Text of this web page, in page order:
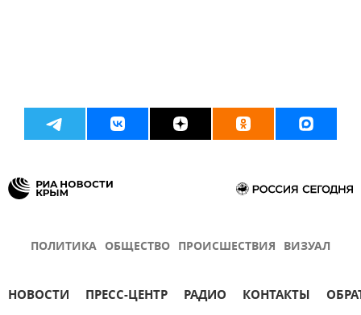
ПОЛИТИКА ОБЩЕСТВО ПРОИСШЕСТВИЯ ВИЗУАЛ
НОВОСТИ ПРЕСС-ЦЕНТР РАДИО КОНТАКТЫ